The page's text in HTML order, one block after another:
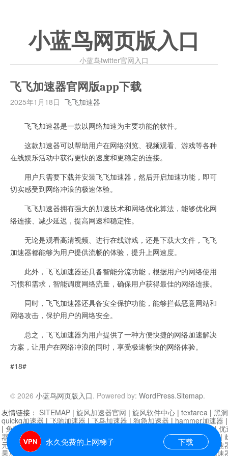
小蓝鸟网页版入口
小蓝鸟twitter官网入口
飞飞加速器官网版app下载
2025年1月18日 飞飞加速器
飞飞加速器是一款以网络加速为主要功能的软件。
这款加速器可以帮助用户在网络浏览、视频观看、游戏等各种
在线娱乐活动中获得更快的速度和更稳定的连接。
用户只需要下载并安装飞飞加速器，然后开启加速功能，即可
切实感受到网络冲浪的极速体验。
飞飞加速器拥有强大的加速技术和网络优化算法，能够优化网
络连接、减少延迟，提高网速和稳定性。
无论是观看高清视频、进行在线游戏，还是下载大文件，飞飞
加速器都能够为用户提供流畅的体验，提升上网速度。
此外，飞飞加速器还具备智能分流功能，根据用户的网络使用
习惯和需求，智能调度网络流量，确保用户获得最佳的网络连接。
同时，飞飞加速器还具备安全保护功能，能够拦截恶意网站和
网络攻击，保护用户的网络安全。
总之，飞飞加速器为用户提供了一种方便快捷的网络加速解决
方案，让用户在网络冲浪的同时，享受极速畅快的网络体验。
#18#
© 2026 小蓝鸟网页版入口. Powered by: WordPress.Sitemap.
永久免费的上网梯子 下载
友情链接： SITEMAP | 旋风加速器官网 | 旋风软件中心 | textarea | 黑
quickq加速器 | 飞驰加速器 | 飞鸟加速器 | 狗急加速器 | hammer加速器
| 免费vqn加速外网 迷雾通|优
器| 快柠檬加速器 |黑洞加速 |falemon 快橙加速器|anycast加速器 |
元机场加速器 |一元机场|老王加速器 | 白石山|
小牛加速
果加速器|黑洞加速 芒果加速